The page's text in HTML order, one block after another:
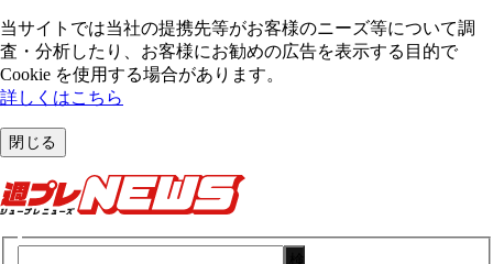
当サイトでは当社の提携先等がお客様のニーズ等について調
査・分析したり、お客様にお勧めの広告を表⽰する⽬的で
Cookie を使⽤する場合があります。
詳しくはこちら
閉じる